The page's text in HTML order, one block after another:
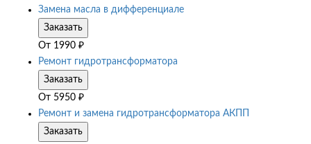
Замена масла в дифференциале
Заказать
От 1990 ₽
Ремонт гидротрансформатора
Заказать
От 5950 ₽
Ремонт и замена гидротрансформатора АКПП
Заказать